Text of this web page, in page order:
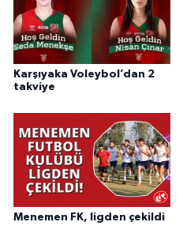
Karşıyaka Voleybol’dan 2
takviye
Menemen FK, ligden çekildi